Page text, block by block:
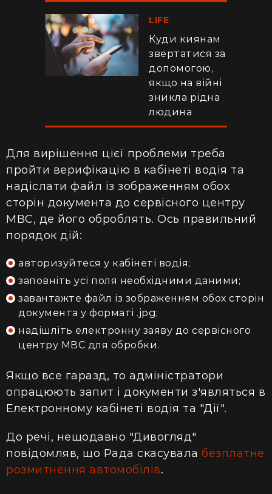
LIFE
Куди киянам
звертатися за
допомогою,
якщо на війні
зникла рідна
людина
Для вирішення цієї проблеми треба
пройти верифікацію в кабінеті водія та
надіслати файл із зображенням обох
сторін документа до сервісного центру
МВС, де його оброблять. Ось правильний
порядок дій:
авторизуйтеся у кабінеті водія;
заповніть усі поля необхідними даними;
завантажте файл із зображенням обох сторін
документа у форматі .jpg;
надішліть електронну заяву до сервісного
центру МВС для обробки.
Якщо все гаразд, то адміністратори
опрацюють запит і документи з'являться в
Електронному кабінеті водія та "Дії".
До речі, нещодавно "Дивогляд"
повідомляв, що Рада скасувала безплатне
розмитнення автомобілів.